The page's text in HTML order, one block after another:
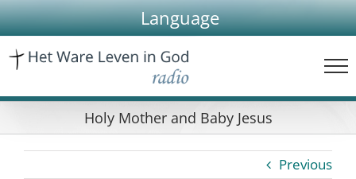
Skip
to
content
Language
Holy Mother and Baby Jesus
Previous